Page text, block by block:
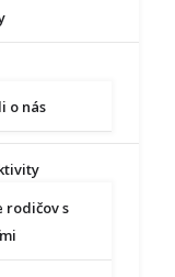
o nás
rodičov s